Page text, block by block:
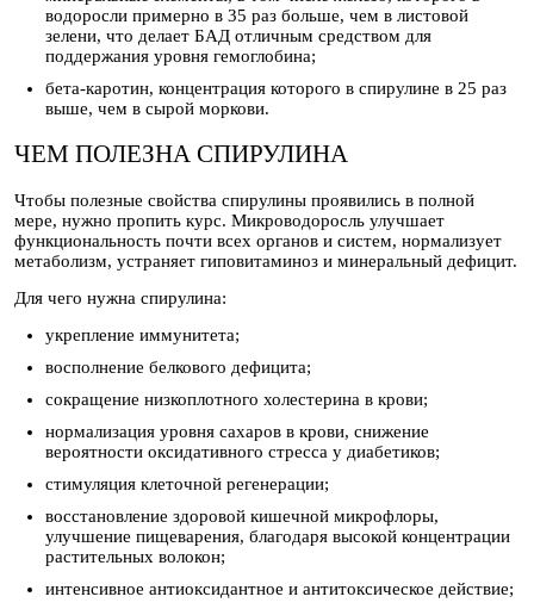
водоросли примерно в 35 раз больше, чем в листовой
зелени, что делает БАД отличным средством для
поддержания уровня гемоглобина;
бета-каротин, концентрация которого в спирулине в 25 раз
выше, чем в сырой моркови.
ЧЕМ ПОЛЕЗНА СПИРУЛИНА
Чтобы полезные свойства спирулины проявились в полной
мере, нужно пропить курс. Микроводоросль улучшает
функциональность почти всех органов и систем, нормализует
метаболизм, устраняет гиповитаминоз и минеральный дефицит.
Для чего нужна спирулина:
укрепление иммунитета;
восполнение белкового дефицита;
сокращение низкоплотного холестерина в крови;
нормализация уровня сахаров в крови, снижение
вероятности оксидативного стресса у диабетиков;
стимуляция клеточной регенерации;
восстановление здоровой кишечной микрофлоры,
улучшение пищеварения, благодаря высокой концентрации
растительных волокон;
интенсивное антиоксидантное и антитоксическое действие;